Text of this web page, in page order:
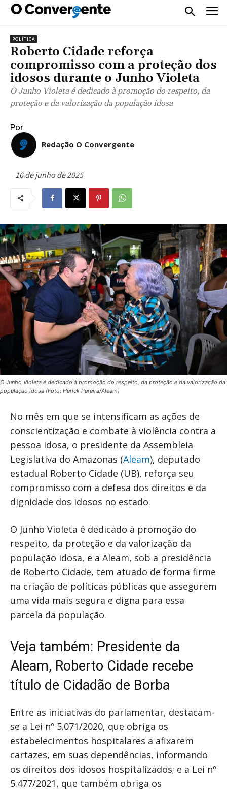
POLÍTICA
Roberto Cidade reforça
compromisso com a proteção dos
idosos durante o Junho Violeta
O Junho Violeta é dedicado à promoção do respeito, da
proteção e da valorização da população idosa
Por
Redação O Convergente
16 de junho de 2025
O Junho Violeta é dedicado à promoção do respeito, da proteção e da valorização da
população idosa (Foto: Herick Pereira/Aleam)
No mês em que se intensificam as ações de
conscientização e combate à violência contra a
pessoa idosa, o presidente da Assembleia
Legislativa do Amazonas (Aleam), deputado
estadual Roberto Cidade (UB), reforça seu
compromisso com a defesa dos direitos e da
dignidade dos idosos no estado.
O Junho Violeta é dedicado à promoção do
respeito, da proteção e da valorização da
população idosa, e a Aleam, sob a presidência
de Roberto Cidade, tem atuado de forma firme
na criação de políticas públicas que assegurem
uma vida mais segura e digna para essa
parcela da população.
Veja também: Presidente da
Aleam, Roberto Cidade recebe
título de Cidadão de Borba
Entre as iniciativas do parlamentar, destacam-
se a Lei nº 5.071/2020, que obriga os
estabelecimentos hospitalares a afixarem
cartazes, em suas dependências, informando
os direitos dos idosos hospitalizados; e a Lei nº
5.477/2021, que também obriga os